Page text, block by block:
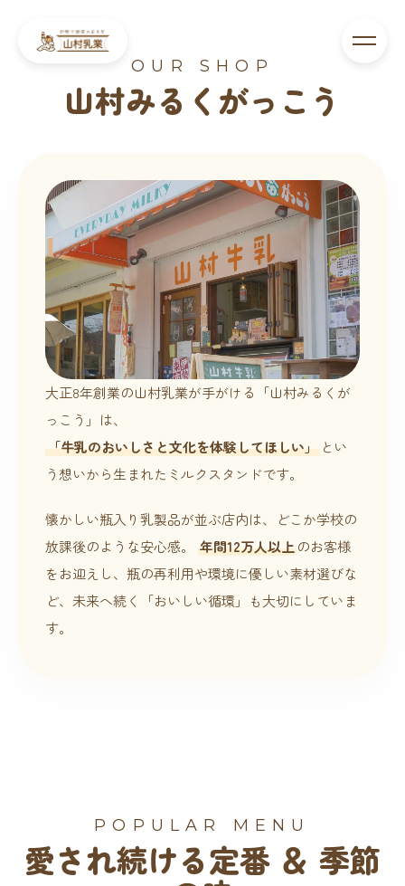
OUR SHOP
山村みるくがっこう
大正8年創業の山村乳業が手がける「山村みるくが
っこう」は、
「牛乳のおいしさと文化を体験してほしい」 とい
う想いから生まれたミルクスタンドです。
懐かしい瓶入り乳製品が並ぶ店内は、どこか学校の
放課後のような安心感。 年間12万人以上のお客様
をお迎えし、瓶の再利用や環境に優しい素材選びな
ど、未来へ続く「おいしい循環」も大切にしていま
す。
POPULAR MENU
愛され続ける定番 ＆ 季節